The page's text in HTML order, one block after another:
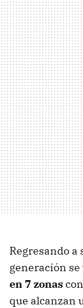
Regresando a
generación se
en 7 zonas
que alcanzan